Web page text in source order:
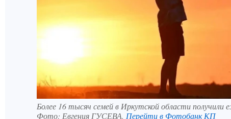
Более 16 тысяч семей в Иркутской области получили
Фото: Евгения ГУСЕВА. Перейти в Фотобанк КП